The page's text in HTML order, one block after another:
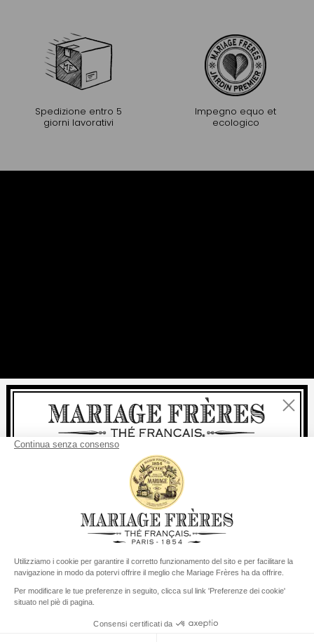
Spedizione entro 5
giorni lavorativi
Impegno equo et
ecologico
Chiudi
Benvenuti
Per ogni acquisto, laconsegna
da 60 € in Francia Metropolitana
per il resto del mondo
Il suo paese di consegna è definito suStati Uniti
Cambiare il paese/la regione